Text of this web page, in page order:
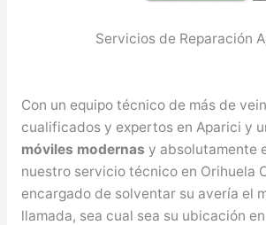
Servicios de Reparación
Con un equipo técnico de más de
cualificados y expertos en Aparici y
móviles modernas y absolutamente
nuestro servicio técnico en Orihuela
encargado de solventar su avería el
llamada, sea cual sea su ubicación